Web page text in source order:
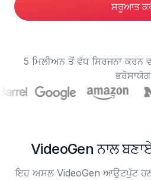
ਸਰੂਆਤ
5 ਮਿਲੀਅਨ ਤੋਂ ਵੱਧ ਸਿਰਜਨਾ ਕਰਨ
ਭਰੋਸਾਯੋਗ
VideoGen ਨਾਲ
ਇਹ ਅਸਲ VideoGen ਆਉਟਪੁੱਟ